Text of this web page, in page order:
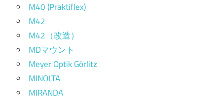
M40 (Praktiflex)
M42
M42（改造）
MDマウント
Meyer Optik Görlitz
MINOLTA
MIRANDA